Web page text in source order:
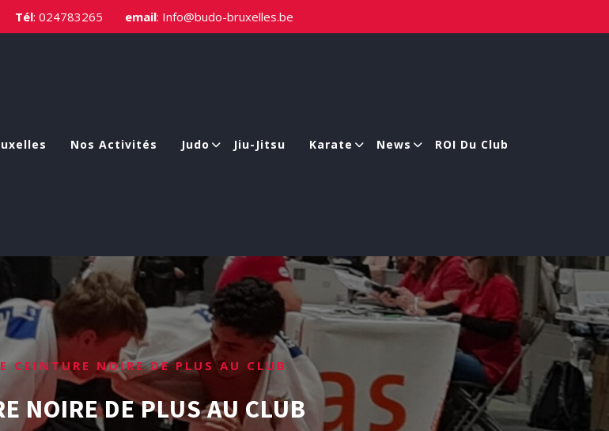
Tél: 024783265 email: Info@budo-bruxelles.be
Nos Activités Judo Jiu-Jitsu Karate News ROI Du Club
CEINTURE NOIRE DE PLUS AU CLUB
NOIRE DE PLUS AU CLUB